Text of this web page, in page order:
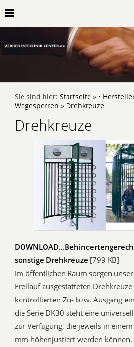
Sie sind hier: Startseite » •
Wegesperren » Drehkreuze
Drehkreuze
sonstige Drehkreuze [799 KB]
Im öffentlichen Raum sorgen
Freilauf ausgestatteten
kontrollierten Zu- bzw. Ausgang
die Serie DK30 steht eine
zur Verfügung, die jeweils in
mm höhenjustiert werden